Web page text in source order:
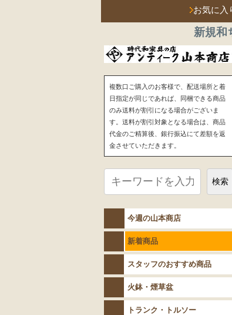
お気に入
新規和
複数口ご購入のお客様で、配送場所と着
日指定が同じであれば、同梱できる商品
のみ送料が割引になる場合がございま
す。送料が割引対象となる場合は、商品
代金のご精算後、銀行振込にて差額を返
金させていただきます。
検索
今週の山本商店
新着商品
スタッフのおすすめ商品
火鉢・煙草盆
トランク・トルソー